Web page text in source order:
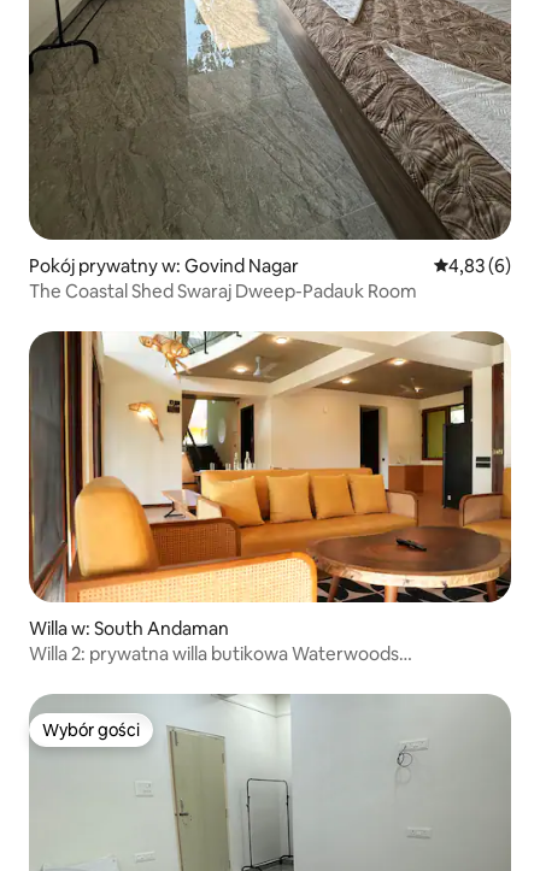
Pokój prywatny w: Govind Nagar Średnia
4,83 (6)
The Coastal Shed Swaraj Dweep-Padauk Room
Willa w: South Andaman
Willa 2: prywatna willa butikowa Waterwoods
Wybór gości
Wybór gości